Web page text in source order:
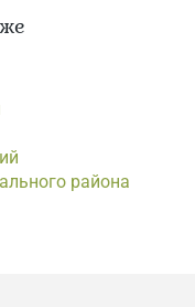
района